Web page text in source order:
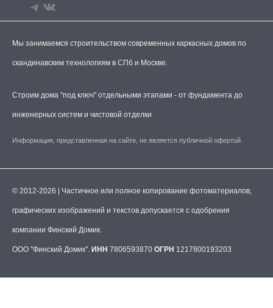
Мы занимаемся строительством современных каркасных домов по
скандинавским технологиям в СПб и Москве.
Строим дома "под ключ" отдельными этапами - от фундамента до
инженерных систем и чистовой отделки
Информация, представленная на сайте, не является публичной офертой.
© 2012-2026 | Частичное или полное копирование фотоматериалов,
графических изображений и текстов допускается с одобрения
компании Финский Домик.
ООО "Финский Домик". ИНН 7806593870 ОГРН 1217800193203